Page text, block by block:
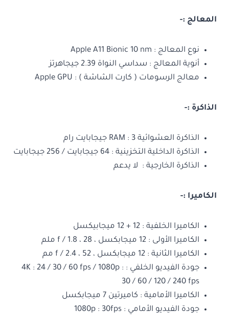
المعالج :-
نوع المعالج : Apple A11 Bionic 10 nm
أنوية المعالج : سداسي النواة 2.39 جيجاهرتز
معالج الرسومات ( كارت الشاشة ) : Apple GPU
الذاكرة :-
الذاكرة العشوائية RAM : 3 جيجابايت رام
الذاكرة الداخلية التخزينية : 64 جيجابايت / 256 جيجابايت
الذاكرة الخارجية : لا يدعم
الكاميرا :-
الكاميرا الخلفية : 12 + 12 ميجابيكسل
الكاميرا الأولى : 12 ميجابكسل ، f / 1.8 ، 28 ملم
الكاميرا الثانية : 12 ميجابكسل ، f / 2.4 ، 52 مم
جودة الفيديو الخلفي : 4K : 24 / 30 / 60 fps / 1080p :
30 / 60 / 120 / 240 fps
الكاميرا الأمامية : كاميرتين 7 ميجابكسل
جودة الفيديو الأمامي : 1080p : 30fps